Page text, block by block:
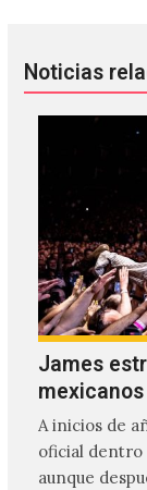
Noticias
James
mexicanos
A inicios de
oficial dentro
aunque